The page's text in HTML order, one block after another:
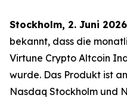
Stockholm, 2. Juni
bekannt, dass die
Virtune Crypto Altcoin
wurde. Das Produkt ist
Nasdaq Stockholm und